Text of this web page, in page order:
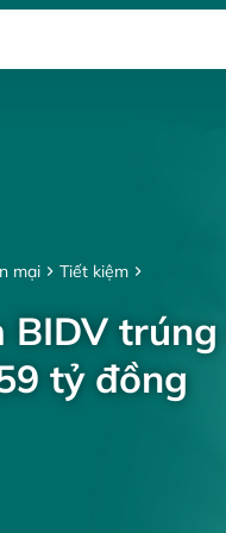
mại Tiết kiệm
BIDV
tỷ đồng